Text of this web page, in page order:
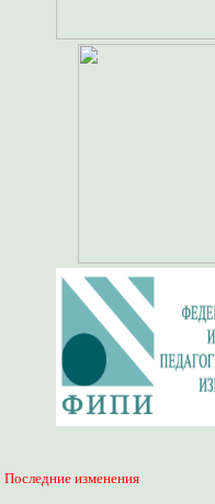
Последние изменения